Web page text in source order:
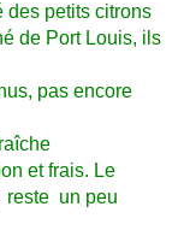
des petits citrons
de Port Louis, ils
pas encore
et frais. Le
reste un peu